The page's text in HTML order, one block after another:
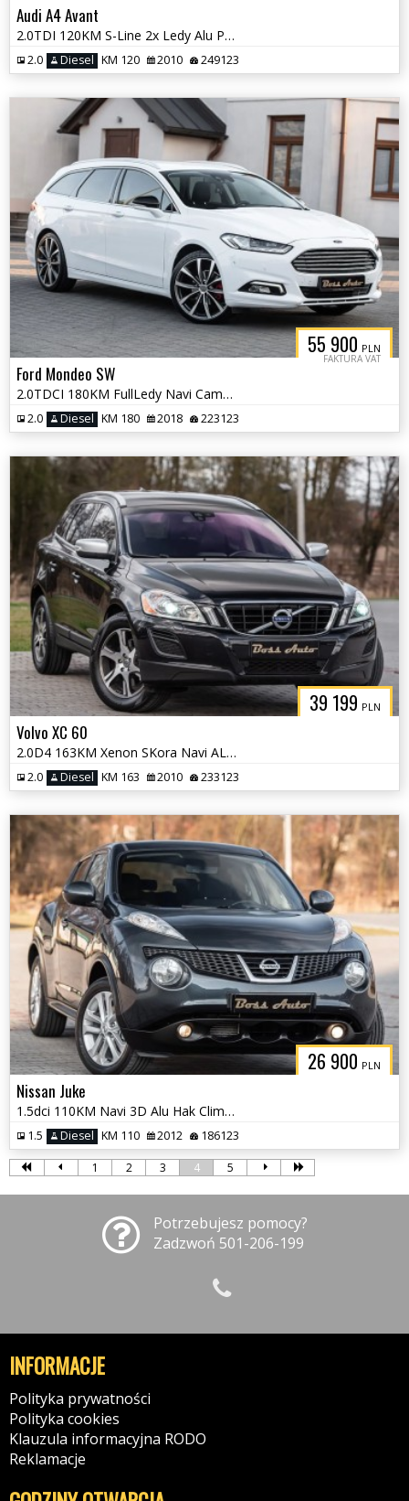
Audi A4 Avant
2.0TDI 120KM S-Line 2x Ledy Alu Pdc NOWY ROZRZAD !! GWARANCJIA !!!
2.0 Diesel KM 120 2010 249123
55 900 PLN
FAKTURA VAT
Ford Mondeo SW
2.0TDCI 180KM FullLedy Navi Camera Automat Alu 20" VAT 23%
2.0 Diesel KM 180 2018 223123
39 199 PLN
Volvo XC 60
2.0D4 163KM Xenon SKora Navi ALu 2xPdc Full Serwis Gwarancjia !!!
2.0 Diesel KM 163 2010 233123
26 900 PLN
Nissan Juke
1.5dci 110KM Navi 3D Alu Hak Climatron Serwis Gwarancjia !!! Polecam !
1.5 Diesel KM 110 2012 186123
1 2 3 4 5
Potrzebujesz pomocy?
Zadzwoń 501-206-199
INFORMACJE
Polityka prywatności
Polityka cookies
Klauzula informacyjna RODO
Reklamacje